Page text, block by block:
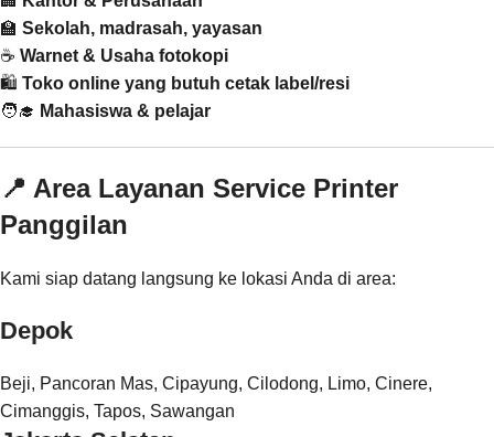
🏫 Sekolah, madrasah, yayasan
☕ Warnet & Usaha fotokopi
🛍️ Toko online yang butuh cetak label/resi
🧑‍🎓 Mahasiswa & pelajar
📍 Area Layanan Service Printer
Panggilan
Kami siap datang langsung ke lokasi Anda di area:
Depok
Beji, Pancoran Mas, Cipayung, Cilodong, Limo, Cinere,
Cimanggis, Tapos, Sawangan